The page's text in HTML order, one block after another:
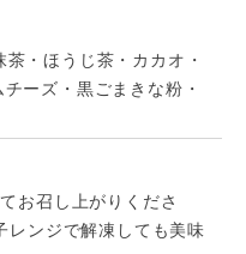
・ほうじ茶・カカオ・
ーズ・黒ごまきな粉・
お召し上がりくださ
ンジで解凍しても美味